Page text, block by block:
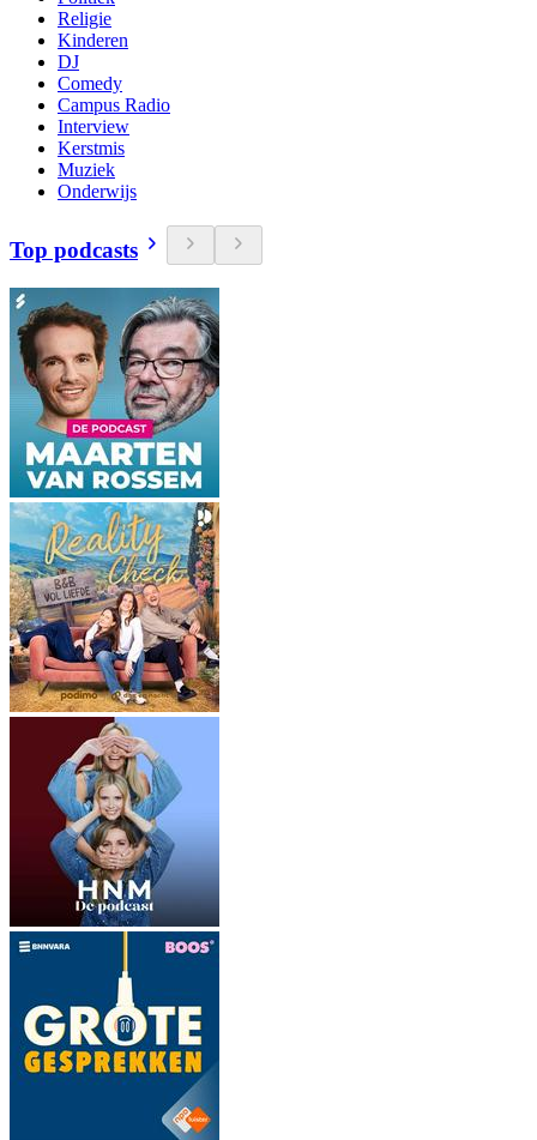
Religie
Kinderen
DJ
Comedy
Campus Radio
Interview
Kerstmis
Muziek
Onderwijs
Top podcasts